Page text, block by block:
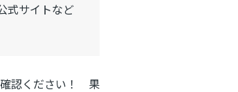
式サイトなど
確認ください！ 果